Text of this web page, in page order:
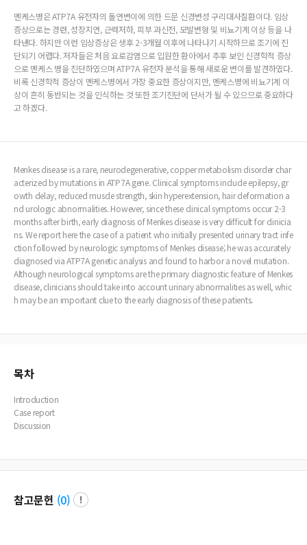
멘케스병은 ATP7A 유전자의 돌연변이에 의한 드문 신경변성 구리대사질환이다. 임상
증상으로는 경련, 성장지연, 근력저하, 피부 과신전, 모발변형 및 비뇨기계 이상 등을 나
타낸다. 하지만 이런 임상증상은 생후 2-3개월 이후에 나타나기 시작하므로 조기에 진
단되기 어렵다. 저자들은 처음 요로감염으로 입원한 환아에서 추후 보인 신경학적 증상
으로 멘케스 병을 진단하였으며 ATP7A 유전자 분석을 통해 새로운 변이를 발견하였다.
비록 신경학적 증상이 멘케스병에서 가장 중요한 증상이지만, 멘케스병에 비뇨기계 이
상이 흔히 동반되는 것을 인식하는 것 또한 조기진단에 단서가 될 수 있으므로 중요하다
고 하겠다.
Menkes disease is a rare, neurodegenerative, copper metabolism disorder char
acterized by mutations in ATP7A gene. Clinical symptoms include epilepsy, gr
owth delay, reduced muscle strength, skin hyperextension, hair deformation a
nd urologic abnormalities. However, since these clinical symptoms occur 2-3
months after birth, early diagnosis of Menkes disease is very difficult for clinicia
ns. We report here the case of a patient who initially presented urinary tract infe
ction followed by neurologic symptoms of Menkes disease; he was accurately
diagnosed via ATP7A genetic analysis and found to harbor a novel mutation.
Although neurological symptoms are the primary diagnostic feature of Menkes
disease, clinicians should take into account urinary abnormalities as well, whic
h may be an important clue to the early diagnosis of these patients.
목차
Introduction
Case report
Discussion
참고문헌 (0)